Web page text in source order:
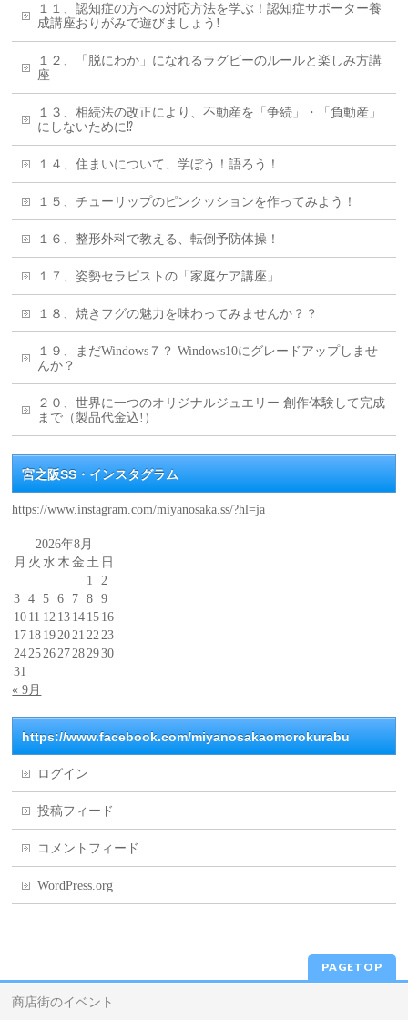
１１、認知症の方への対応方法を学ぶ！認知症サポーター養
成講座おりがみで遊びましょう!
１２、「脱にわか」になれるラグビーのルールと楽しみ方講
座
１３、相続法の改正により、不動産を「争続」・「負動産」
にしないために⁉
１４、住まいについて、学ぼう！語ろう！
１５、チューリップのピンクッションを作ってみよう！
１６、整形外科で教える、転倒予防体操！
１７、姿勢セラピストの「家庭ケア講座」
１８、焼きフグの魅力を味わってみませんか？？
１９、まだWindows７？ Windows10にグレードアップしませ
んか？
２０、世界に一つのオリジナルジュエリー 創作体験して完成
まで（製品代金込!）
宮之阪SS・インスタグラム
https://www.instagram.com/miyanosaka.ss/?hl=ja
2026年8月
月 火 水 木 金 土 日
1
2
3
4 5 6 7 8
9
10 11 12 13 14 15 16
17 18 19 20 21 22 23
24 25 26 27 28 2930
31
« 9月
https://www.facebook.com/miyanosakaomorokurabu
ログイン
投稿フィード
コメントフィード
WordPress.org
PAGETOP
商店街のイベント